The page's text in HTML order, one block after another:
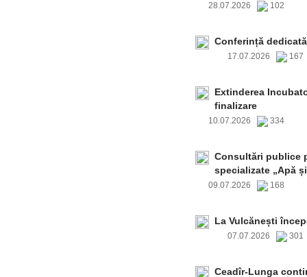
28.07.2026 102
Conferință
17.07.2026 167
Extinderea
finalizare
10.07.2026 334
Consultări publice
specializate „Apă
09.07.2026 168
La Vulcănești
07.07.2026 301
Ceadîr-Lunga